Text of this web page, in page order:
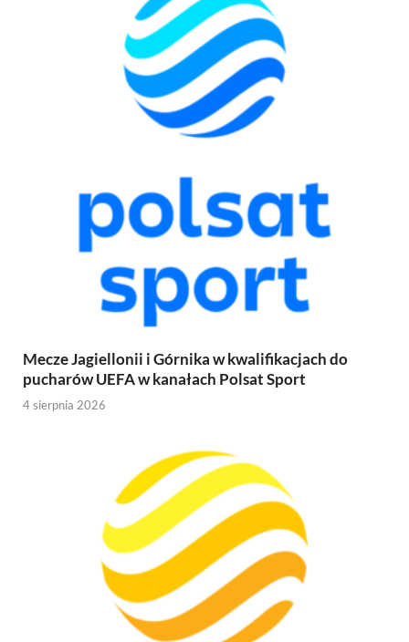
Mecze Jagiellonii i Górnika w kwalifikacjach do
pucharów UEFA w kanałach Polsat Sport
4 sierpnia 2026